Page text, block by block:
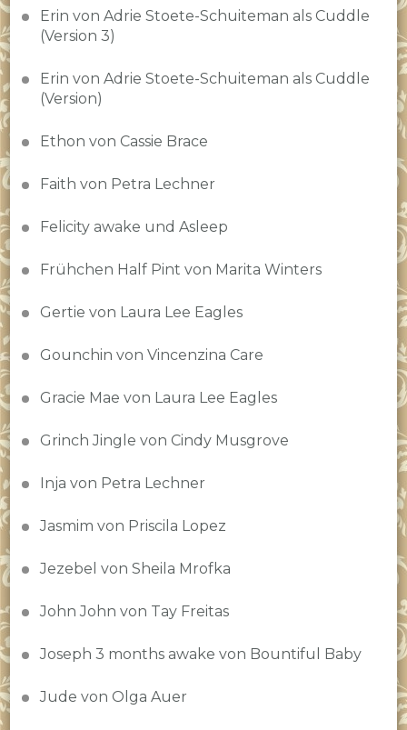
Erin von Adrie Stoete-Schuiteman als Cuddle
(Version 3)
Erin von Adrie Stoete-Schuiteman als Cuddle
(Version)
Ethon von Cassie Brace
Faith von Petra Lechner
Felicity awake und Asleep
Frühchen Half Pint von Marita Winters
Gertie von Laura Lee Eagles
Gounchin von Vincenzina Care
Gracie Mae von Laura Lee Eagles
Grinch Jingle von Cindy Musgrove
Inja von Petra Lechner
Jasmim von Priscila Lopez
Jezebel von Sheila Mrofka
John John von Tay Freitas
Joseph 3 months awake von Bountiful Baby
Jude von Olga Auer